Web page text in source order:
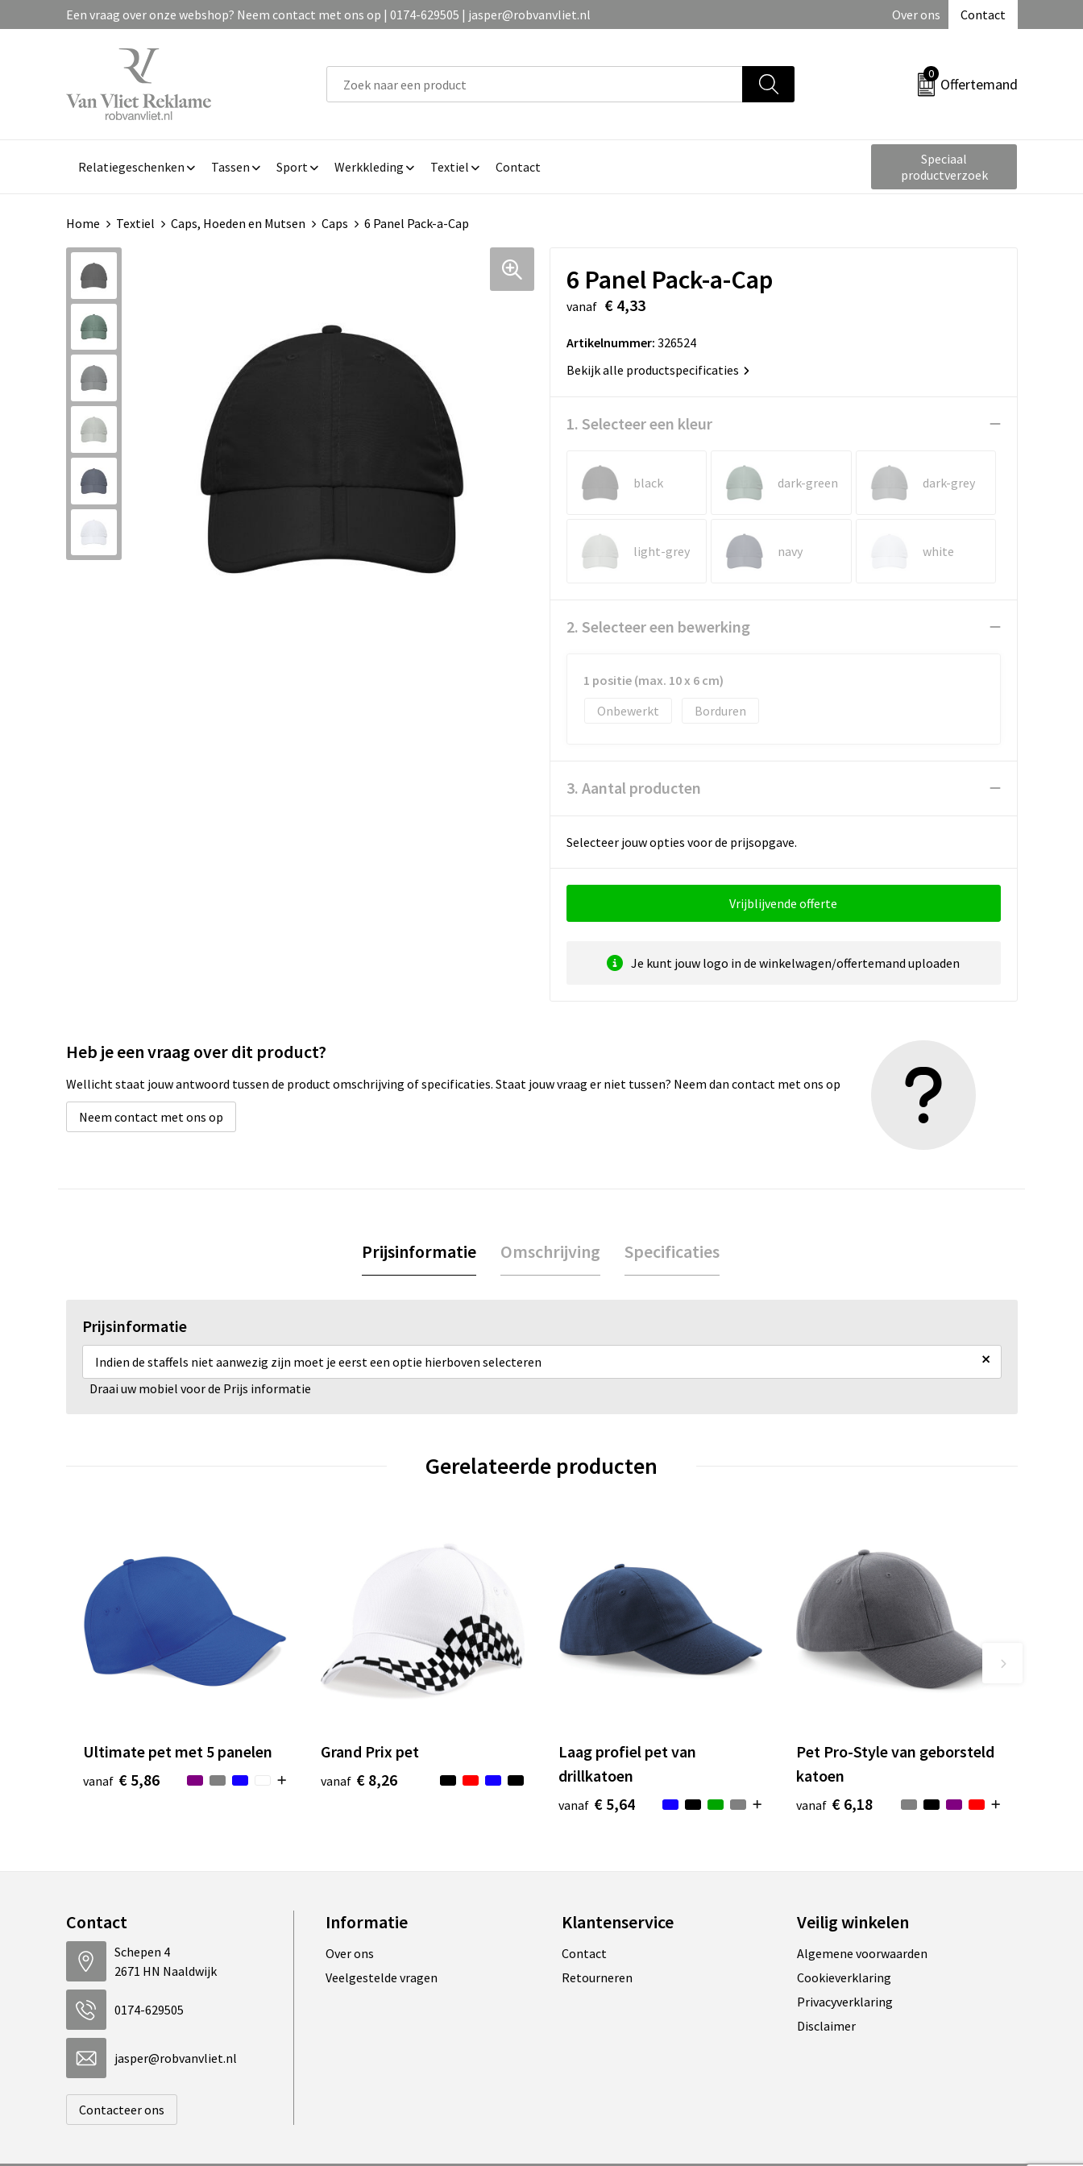
Een vraag over onze webshop? Neem contact met ons op | 0174-629505 | jasper@robvanvliet.nl Over ons Contact
0
Offertemand
Relatiegeschenken Tassen Sport Werkkleding Textiel Contact
Speciaal
productverzoek
Home Textiel Caps, Hoeden en Mutsen Caps 6 Panel Pack-a-Cap
6 Panel Pack-a-Cap
vanaf € 4,33
Artikelnummer: 326524
Bekijk alle productspecificaties
1. Selecteer een kleur
black dark-green dark-grey
light-grey navy white
2. Selecteer een bewerking
1 positie (max. 10 x 6 cm)
Onbewerkt
Borduren
3. Aantal producten
Selecteer jouw opties voor de prijsopgave.
Vrijblijvende offerte
Je kunt jouw logo in de winkelwagen/offertemand uploaden
Heb je een vraag over dit product?
Wellicht staat jouw antwoord tussen de product omschrijving of specificaties. Staat jouw vraag er niet tussen? Neem dan contact met ons op
Neem contact met ons op
Prijsinformatie Omschrijving Specificaties
Prijsinformatie
Indien de staffels niet aanwezig zijn moet je eerst een optie hierboven selecteren ×
Draai uw mobiel voor de Prijs informatie
Gerelateerde producten
Ultimate pet met 5 panelen
vanaf € 5,86
Grand Prix pet
vanaf € 8,26
Laag profiel pet van
drillkatoen
vanaf € 5,64
Pet Pro-Style van geborsteld
katoen
vanaf € 6,18
Contact
Schepen 4
2671 HN Naaldwijk
0174-629505
jasper@robvanvliet.nl
Contacteer ons
Informatie
Over ons
Veelgestelde vragen
Klantenservice
Contact
Retourneren
Veilig winkelen
Algemene voorwaarden
Cookieverklaring
Privacyverklaring
Disclaimer